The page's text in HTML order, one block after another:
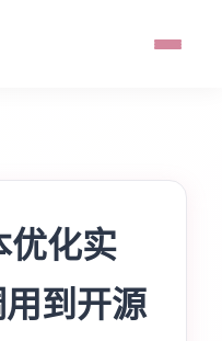
优化实
到开源